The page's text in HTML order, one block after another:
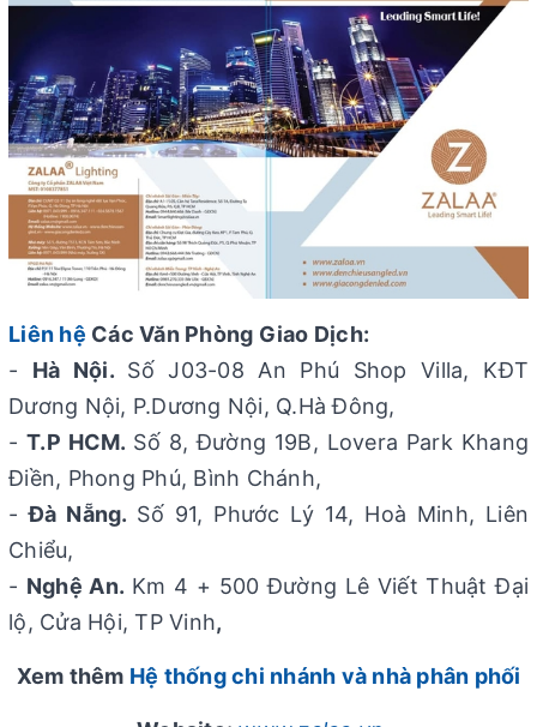
Liên hệ Các Văn Phòng Giao Dịch:
- Hà Nội. Số J03-08 An Phú Shop Villa, KĐT
Dương Nội, P.Dương Nội, Q.Hà Đông,
-T.P HCM. Số 8, Đường 19B, Lovera Park Khang
Điền, Phong Phú, Bình Chánh,
-Đà Nẵng. Số 91, Phước Lý 14, Hoà Minh, Liên
Chiểu,
- Nghệ An. Km 4 + 500 Đường Lê Viết Thuật Đại
lộ, Cửa Hội, TP Vinh,
Xem thêm Hệ thống chi nhánh và nhà phân phối